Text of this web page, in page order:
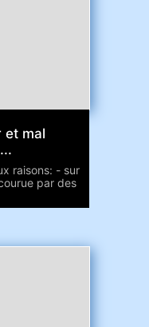
et mal
raisons: - sur
par des